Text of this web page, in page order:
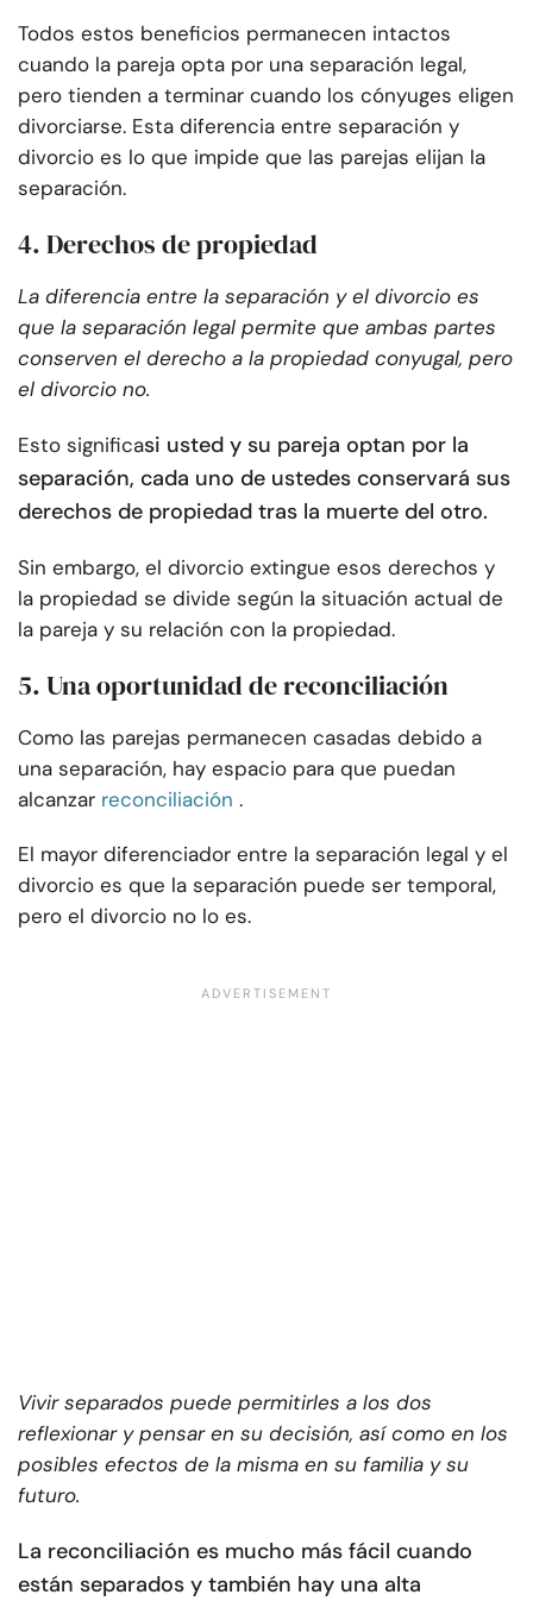
Todos estos beneficios permanecen intactos
cuando la pareja opta por una separación legal,
pero tienden a terminar cuando los cónyuges eligen
divorciarse. Esta diferencia entre separación y
divorcio es lo que impide que las parejas elijan la
separación.
4. Derechos de propiedad
La diferencia entre la separación y el divorcio es
que la separación legal permite que ambas partes
conserven el derecho a la propiedad conyugal, pero
el divorcio no.
Esto significasi usted y su pareja optan por la
separación, cada uno de ustedes conservará sus
derechos de propiedad tras la muerte del otro.
Sin embargo, el divorcio extingue esos derechos y
la propiedad se divide según la situación actual de
la pareja y su relación con la propiedad.
5. Una oportunidad de reconciliación
Como las parejas permanecen casadas debido a
una separación, hay espacio para que puedan
alcanzar reconciliación .
El mayor diferenciador entre la separación legal y el
divorcio es que la separación puede ser temporal,
pero el divorcio no lo es.
Vivir separados puede permitirles a los dos
reflexionar y pensar en su decisión, así como en los
posibles efectos de la misma en su familia y su
futuro.
La reconciliación es mucho más fácil cuando
están separados y también hay una alta